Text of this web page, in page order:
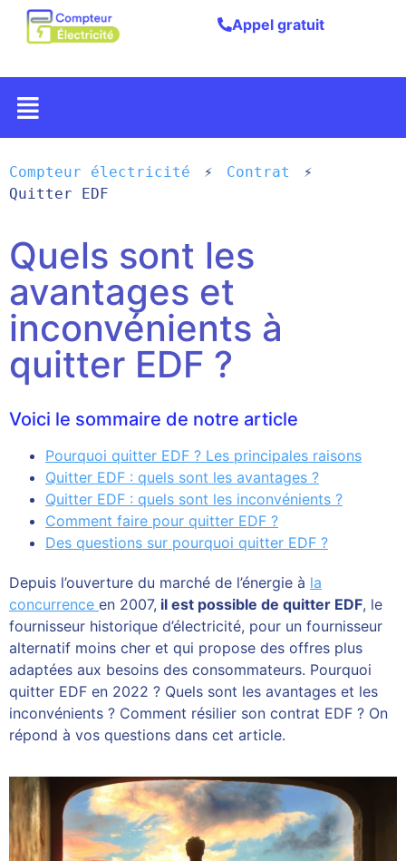
Appel gratuit
Compteur électricité
Contrat
Quitter EDF
Quels sont les
avantages et
inconvénients à
quitter EDF ?
Voici le sommaire de notre article
Pourquoi quitter EDF ? Les principales raisons
Quitter EDF : quels sont les avantages ?
Quitter EDF : quels sont les inconvénients ?
Comment faire pour quitter EDF ?
Des questions sur pourquoi quitter EDF ?
Depuis l’ouverture du marché de l’énergie à la
concurrence en 2007, il est possible de quitter EDF, le
fournisseur historique d’électricité, pour un fournisseur
alternatif moins cher et qui propose des offres plus
adaptées aux besoins des consommateurs. Pourquoi
quitter EDF en 2022 ? Quels sont les avantages et les
inconvénients ? Comment résilier son contrat EDF ? On
répond à vos questions dans cet article.